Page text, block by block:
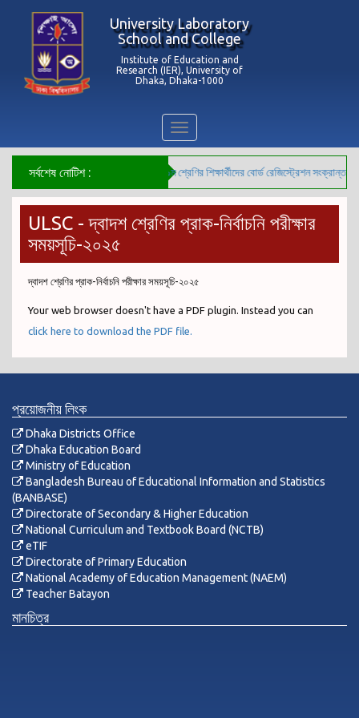
University Laboratory
School and College
Institute of Education and
Research (IER), University of
Dhaka, Dhaka-1000
Toggle
navigation
সর্বশেষ নোটিশ : ***২০২৬ সালের ৯ম শ্রেণির শিক্ষার্থীদের বোর্ড রেজিস্ট্রেশন সংক্রান্ত
ULSC - দ্বাদশ শ্রেণির প্রাক-নির্বাচনি পরীক্ষার
সময়সূচি-২০২৫
দ্বাদশ শ্রেণির প্রাক-নির্বাচনি পরীক্ষার সময়সূচি-২০২৫
Your web browser doesn't have a PDF plugin. Instead you can
click here to download the PDF file.
প্রয়োজনীয় লিংক
Dhaka Districts Office
Dhaka Education Board
Ministry of Education
Bangladesh Bureau of Educational Information and Statistics
(BANBASE)
Directorate of Secondary & Higher Education
National Curriculum and Textbook Board (NCTB)
eTIF
Directorate of Primary Education
National Academy of Education Management (NAEM)
Teacher Batayon
মানচিত্র